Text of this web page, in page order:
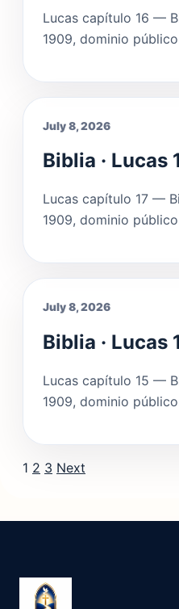
Lucas capítulo 16 —
1909, dominio
July 8, 2026
Biblia · Lucas
Lucas capítulo 17 —
1909, dominio
July 8, 2026
Biblia · Lucas
Lucas capítulo 15 —
1909, dominio
Posts pagination
1 2 3 Next